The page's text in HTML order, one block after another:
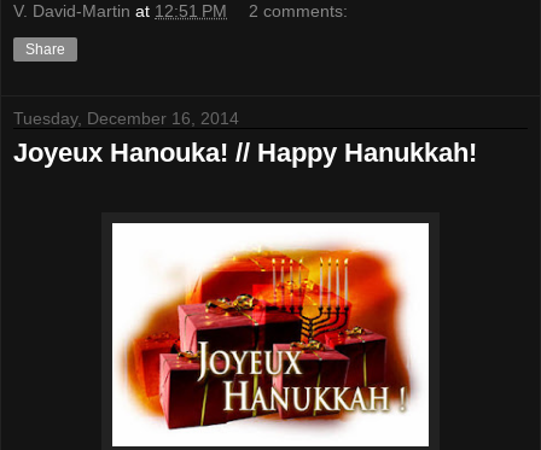
V. David-Martin at 12:51 PM 2 comments:
Share
Tuesday, December 16, 2014
Joyeux Hanouka! // Happy Hanukkah!